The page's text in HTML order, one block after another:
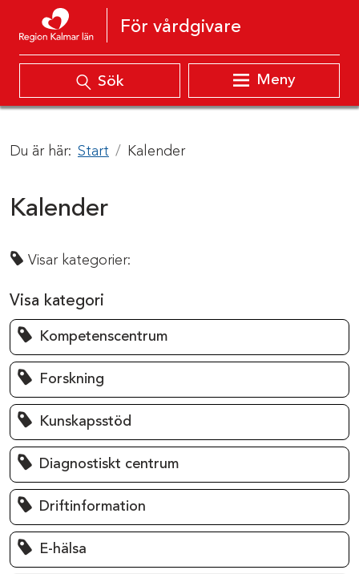
Hoppa till innehåll
För vårdgivare
Sök Meny
Du är här: Start Kalender
Kalender
Visar kategorier:
Visa kategori
Kompetenscentrum
Forskning
Kunskapsstöd
Diagnostiskt centrum
Driftinformation
E-hälsa